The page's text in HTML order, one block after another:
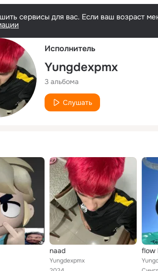
сервисы для вас. Если ваш возраст
Исполнитель
Yungdexpmx
3 альбома
Слушать
naad
Yungdexpmx
flow